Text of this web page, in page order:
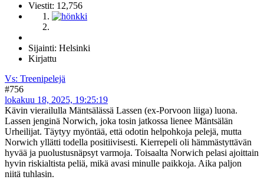
Viestit: 12,756
Sijainti: Helsinki
Kirjattu
Vs: Treenipelejä
#756
lokakuu 18, 2025, 19:25:19
Kävin vierailulla Mäntsälässä Lassen (ex-Porvoon liiga) luona.
Lassen jenginä Norwich, joka tosin jatkossa lienee Mäntsälän
Urheilijat. Täytyy myöntää, että odotin helpohkoja pelejä, mutta
Norwich yllätti todella positiivisesti. Kierrepeli oli hämmästyttävän
hyvää ja puolustusnäpsyt varmoja. Toisaalta Norwich pelasi ajoittain
hyvin riskialtista peliä, mikä avasi minulle paikkoja. Aika paljon
niitä tuhlasin.